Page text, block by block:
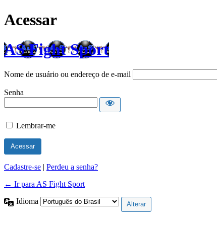
Acessar
AS Fight Sport
Nome de usuário ou endereço de e-mail
Senha
Lembrar-me
Cadastre-se | Perdeu a senha?
← Ir para AS Fight Sport
Idioma